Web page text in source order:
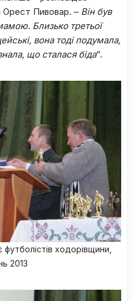
Орест Пивовар. – Він був
Близько третьої
вона тоді подумала,
що сталася біда”.
ходорівщини,
2013